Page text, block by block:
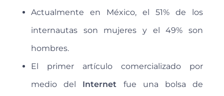
Actualmente en México, el 51% de los
internautas son mujeres y el 49% son
hombres.
El primer artículo comercializado por
medio del
Internet fue una bolsa de